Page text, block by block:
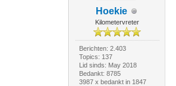
Hoekie
Kilometervreter
Berichten: 2.403
Topics: 137
Lid sinds: May 2018
Bedankt: 8785
3987 x bedankt in 1847